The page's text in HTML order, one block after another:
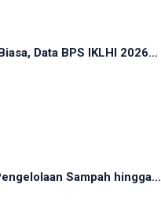
Data BPS IKLHI 2026...
Sampah hingga...